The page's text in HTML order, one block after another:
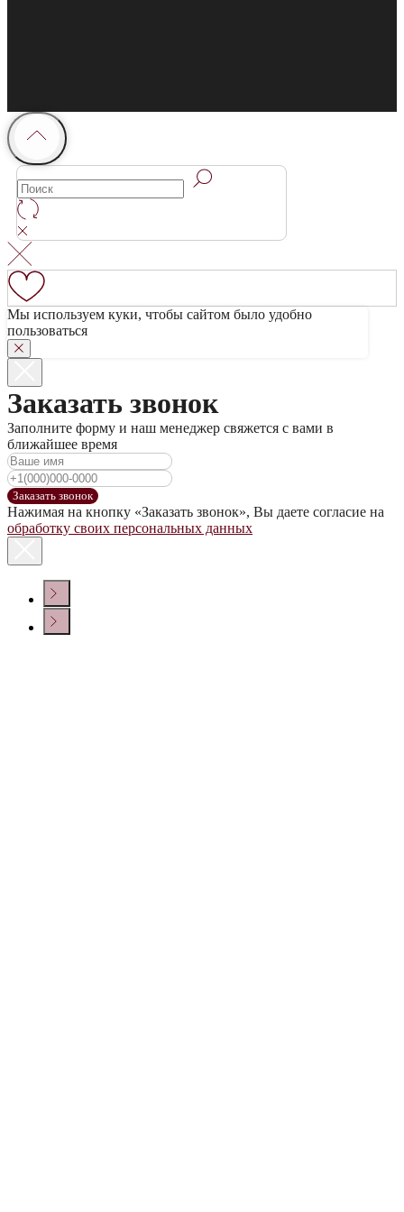
Мы используем куки, чтобы сайтом было удобно
пользоваться
Заказать звонок
Заполните форму и наш менеджер свяжется с вами в
ближайшее время
Заказать звонок
Нажимая на кнопку «Заказать звонок», Вы даете согласие на
обработку своих персональных данных